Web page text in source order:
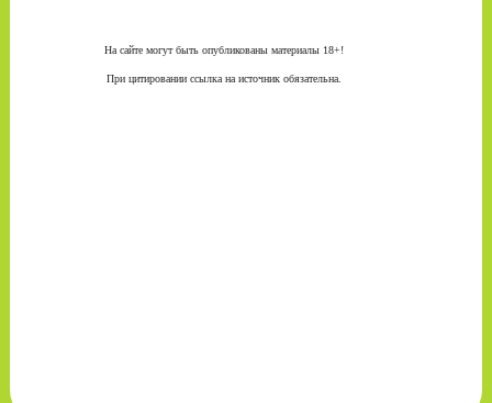
На сайте могут быть опубликованы материалы 18+!
При цитировании ссылка на источник обязательна.